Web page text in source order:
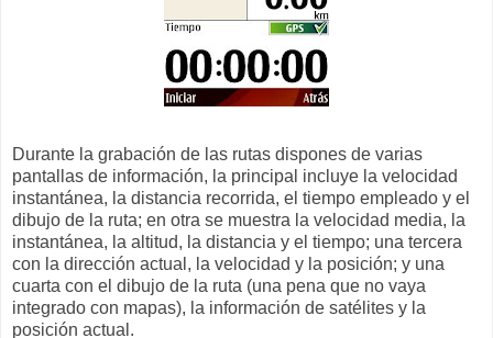
Durante la grabación de las rutas dispones de varias
pantallas de información, la principal incluye la velocidad
instantánea, la distancia recorrida, el tiempo empleado y el
dibujo de la ruta; en otra se muestra la velocidad media, la
instantánea, la altitud, la distancia y el tiempo; una tercera
con la dirección actual, la velocidad y la posición; y una
cuarta con el dibujo de la ruta (una pena que no vaya
integrado con mapas), la información de satélites y la
posición actual.